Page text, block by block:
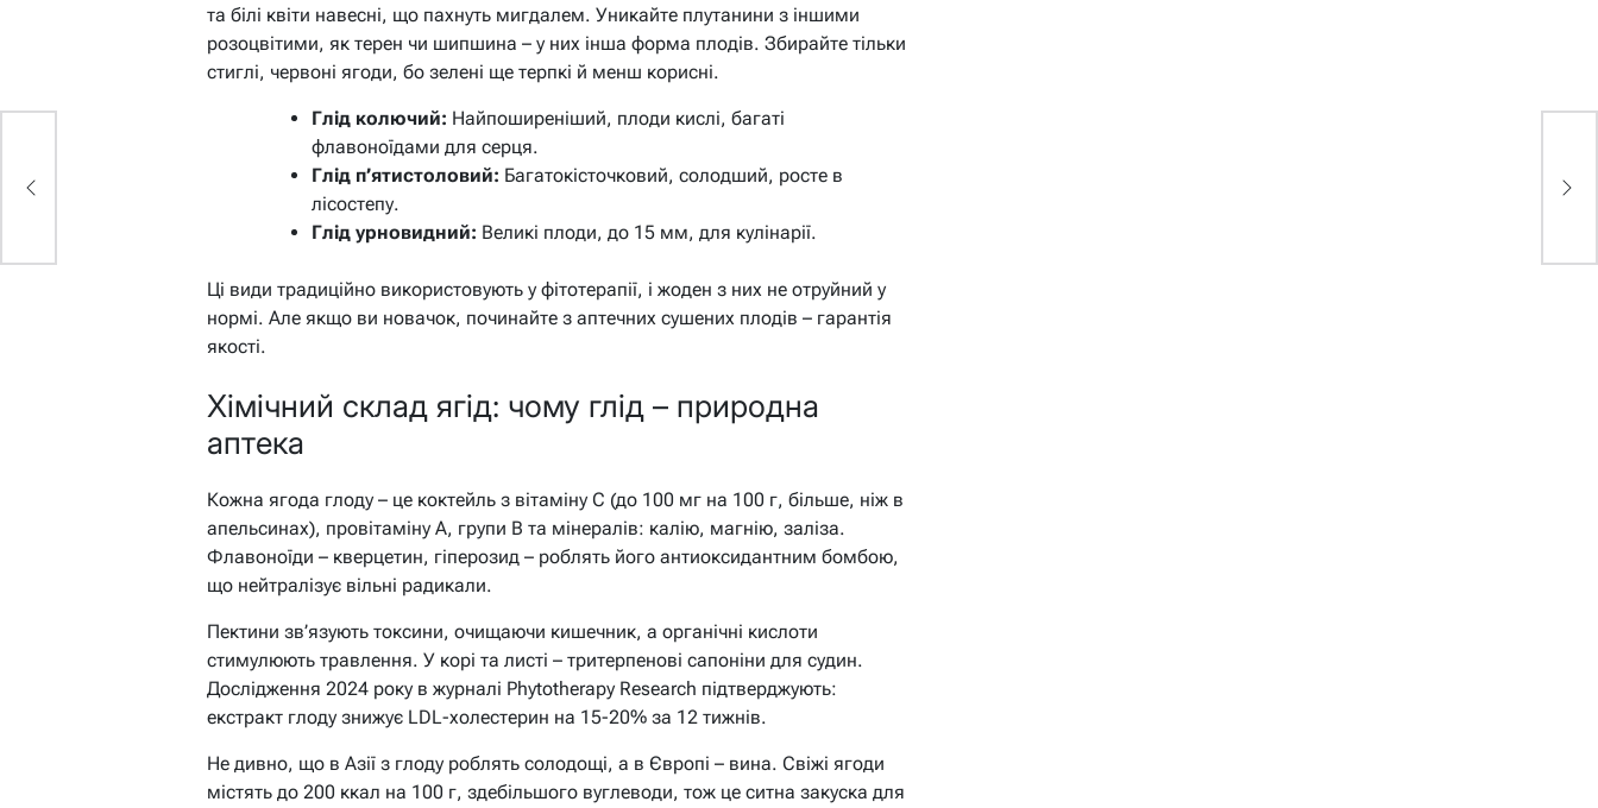
та білі квіти навесні, що пахнуть мигдалем. Уникайте плутанини з іншими
розоцвітими, як терен чи шипшина – у них інша форма плодів. Збирайте тільки
стиглі, червоні ягоди, бо зелені ще терпкі й менш корисні.
Глід колючий: Найпоширеніший, плоди кислі, багаті
флавоноїдами для серця.
Глід п’ятистоловий: Багатокісточковий, солодший, росте в
лісостепу.
Глід урновидний: Великі плоди, до 15 мм, для кулінарії.
Ці види традиційно використовують у фітотерапії, і жоден з них не отруйний у
нормі. Але якщо ви новачок, починайте з аптечних сушених плодів – гарантія
якості.
Хімічний склад ягід: чому глід – природна
аптека
Кожна ягода глоду – це коктейль з вітаміну C (до 100 мг на 100 г, більше, ніж в
апельсинах), провітаміну A, групи B та мінералів: калію, магнію, заліза.
Флавоноїди – кверцетин, гіперозид – роблять його антиоксидантним бомбою,
що нейтралізує вільні радикали.
Пектини зв’язують токсини, очищаючи кишечник, а органічні кислоти
стимулюють травлення. У корі та листі – тритерпенові сапоніни для судин.
Дослідження 2024 року в журналі Phytotherapy Research підтверджують:
екстракт глоду знижує LDL-холестерин на 15-20% за 12 тижнів.
Не дивно, що в Азії з глоду роблять солодощі, а в Європі – вина. Свіжі ягоди
містять до 200 ккал на 100 г, здебільшого вуглеводи, тож це ситна закуска для